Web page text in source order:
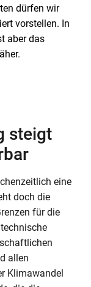
dürfen wir
vorstellen. In
aber das
steigt
eine
doch die
für die
allen
Klimawandel